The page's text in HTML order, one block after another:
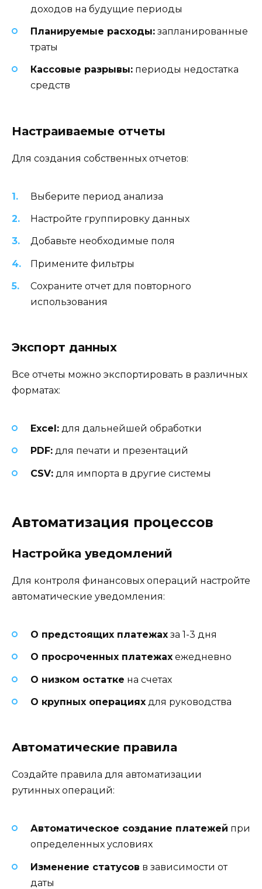
доходов на будущие периоды
Планируемые расходы: запланированные
траты
Кассовые разрывы: периоды недостатка
средств
Настраиваемые отчеты
Для создания собственных отчетов:
Выберите период анализа
Настройте группировку данных
Добавьте необходимые поля
Примените фильтры
Сохраните отчет для повторного
использования
Экспорт данных
Все отчеты можно экспортировать в различных
форматах:
Excel: для дальнейшей обработки
PDF: для печати и презентаций
CSV: для импорта в другие системы
Автоматизация процессов
Настройка уведомлений
Для контроля финансовых операций настройте
автоматические уведомления:
О предстоящих платежах за 1-3 дня
О просроченных платежах ежедневно
О низком остатке на счетах
О крупных операциях для руководства
Автоматические правила
Создайте правила для автоматизации
рутинных операций:
Автоматическое создание платежей при
определенных условиях
Изменение статусов в зависимости от
даты